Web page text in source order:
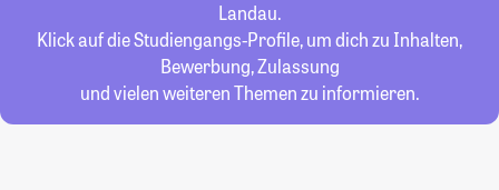
Landau.
Klick auf die Studiengangs-Profile, um dich zu Inhalten,
Bewerbung, Zulassung
und vielen weiteren Themen zu informieren.